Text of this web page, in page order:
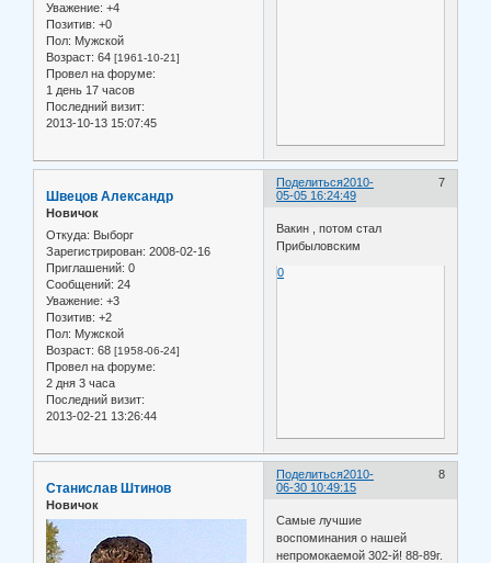
Уважение: +4
Позитив: +0
Пол: Мужской
Возраст: 64 [1961-10-21]
Провел на форуме:
1 день 17 часов
Последний визит:
2013-10-13 15:07:45
Поделиться 7
2010-
05-05 16:24:49
Швецов Александр
Новичок
Откуда: Выборг
Зарегистрирован: 2008-02-16
Приглашений: 0
Сообщений: 24
Уважение: +3
Позитив: +2
Пол: Мужской
Возраст: 68 [1958-06-24]
Провел на форуме:
2 дня 3 часа
Последний визит:
2013-02-21 13:26:44
Вакин , потом стал
Прибыловским
0
Поделиться 8
2010-
06-30 10:49:15
Станислав Штинов
Новичок
Cамые лучшие
воспоминания о нашей
непромокаемой 302-й! 88-89г.